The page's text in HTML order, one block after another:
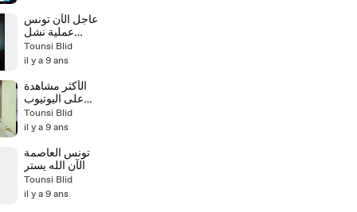
عملت مسكينة
عاجل الآن تونس
عملية نشل
لهاتف جوال في
قطار الضاحية
أخذ الإحتياطات
Tounsi Blid
il y a 9 ans
الأكثر مشاهدة
على اليوتيوب
شئ لايصدقه
عقل
Tounsi Blid
il y a 9 ans
تونس العاصمة
الآن الله يستر
Tounsi Blid
il y a 9 ans